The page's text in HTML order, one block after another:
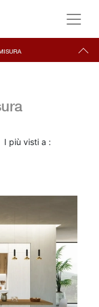
I più visti a :